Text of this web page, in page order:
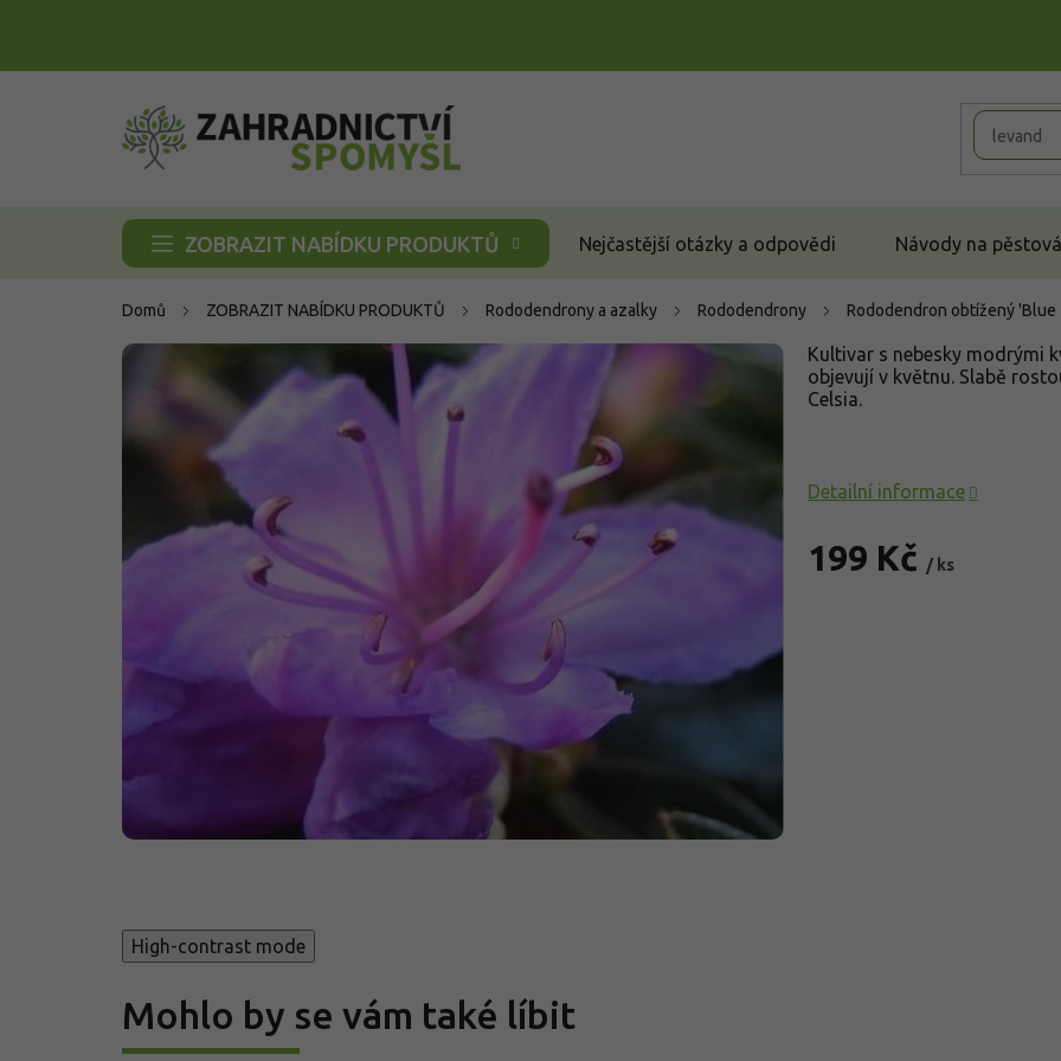
ZOBRAZIT NABÍDKU PRODUKTŮ Nejčastější otázky a odpovědi Návody na
Domů ZOBRAZIT NABÍDKU PRODUKTŮ Rododendrony a azalky Rododendrony Rododendron obtížený 'Blue
199 Kč / ks
Kultivar s nebesky modrými
objevují v květnu. Slabě
Celsia.
Detailní informace
High-contrast mode
Mohlo by se vám také líbit